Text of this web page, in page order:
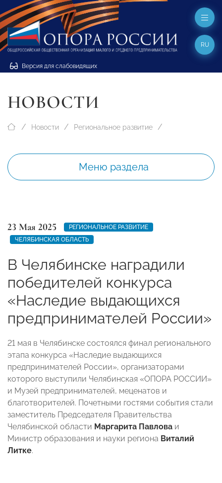
Версия для слабовидящих
RU
НОВОСТИ
Новости Региональное развитие
Меню раздела
23 Мая 2025
РЕГИОНАЛЬНОЕ РАЗВИТИЕ
ЧЕЛЯБИНСКАЯ ОБЛАСТЬ
В Челябинске наградили
победителей конкурса
«Наследие выдающихся
предпринимателей России»
21 мая в Челябинске состоялся финал регионального
этапа конкурса «Наследие выдающихся
предпринимателей России», организаторами
которого выступили Челябинская «ОПОРА РОССИИ»
и Музей предпринимателей, меценатов и
благотворителей. Почетными гостями события стали
заместитель Председателя Правительства
Челябинской области Маргарита Павлова и
Министр образования и науки региона Виталий
Литке.